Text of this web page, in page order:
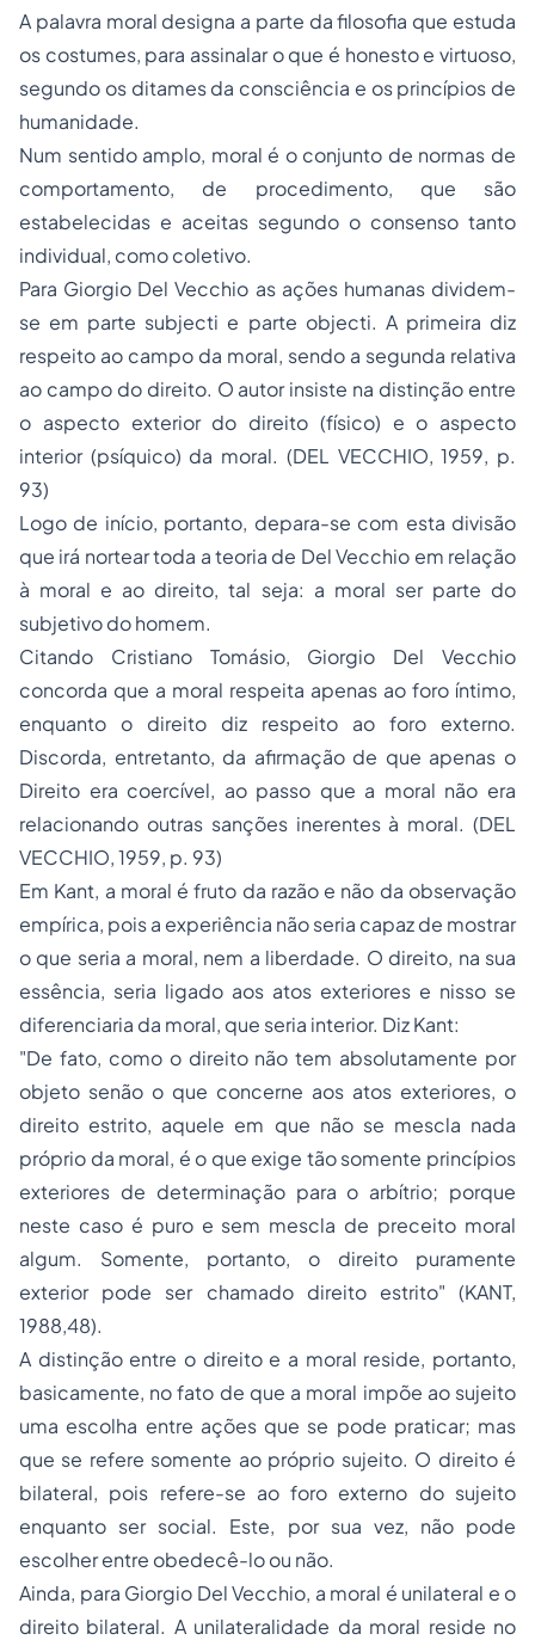
A palavra moral designa a parte da filosofia que estuda
os costumes, para assinalar o que é honesto e virtuoso,
segundo os ditames da consciência e os princípios de
humanidade.
Num sentido amplo, moral é o conjunto de normas de
comportamento, de procedimento, que são
estabelecidas e aceitas segundo o consenso tanto
individual, como coletivo.
Para Giorgio Del Vecchio as ações humanas dividem-
se em parte subjecti e parte objecti. A primeira diz
respeito ao campo da moral, sendo a segunda relativa
ao campo do direito. O autor insiste na distinção entre
o aspecto exterior do direito (físico) e o aspecto
interior (psíquico) da moral. (DEL VECCHIO, 1959, p.
93)
Logo de início, portanto, depara-se com esta divisão
que irá nortear toda a teoria de Del Vecchio em relação
à moral e ao direito, tal seja: a moral ser parte do
subjetivo do homem.
Citando Cristiano Tomásio, Giorgio Del Vecchio
concorda que a moral respeita apenas ao foro íntimo,
enquanto o direito diz respeito ao foro externo.
Discorda, entretanto, da afirmação de que apenas o
Direito era coercível, ao passo que a moral não era
relacionando outras sanções inerentes à moral. (DEL
VECCHIO, 1959, p. 93)
Em Kant, a moral é fruto da razão e não da observação
empírica, pois a experiência não seria capaz de mostrar
o que seria a moral, nem a liberdade. O direito, na sua
essência, seria ligado aos atos exteriores e nisso se
diferenciaria da moral, que seria interior. Diz Kant:
"De fato, como o direito não tem absolutamente por
objeto senão o que concerne aos atos exteriores, o
direito estrito, aquele em que não se mescla nada
próprio da moral, é o que exige tão somente princípios
exteriores de determinação para o arbítrio; porque
neste caso é puro e sem mescla de preceito moral
algum. Somente, portanto, o direito puramente
exterior pode ser chamado direito estrito" (KANT,
1988,48).
A distinção entre o direito e a moral reside, portanto,
basicamente, no fato de que a moral impõe ao sujeito
uma escolha entre ações que se pode praticar; mas
que se refere somente ao próprio sujeito. O direito é
bilateral, pois refere-se ao foro externo do sujeito
enquanto ser social. Este, por sua vez, não pode
escolher entre obedecê-lo ou não.
Ainda, para Giorgio Del Vecchio, a moral é unilateral e o
direito bilateral. A unilateralidade da moral reside no